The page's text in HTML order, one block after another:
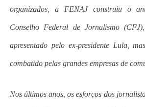
organizados, a FENAJ construiu o
Conselho Federal de Jornalismo
apresentado pelo ex-presidente Lula,
combatido pelas grandes empresas de
Nos últimos anos, os esforços dos